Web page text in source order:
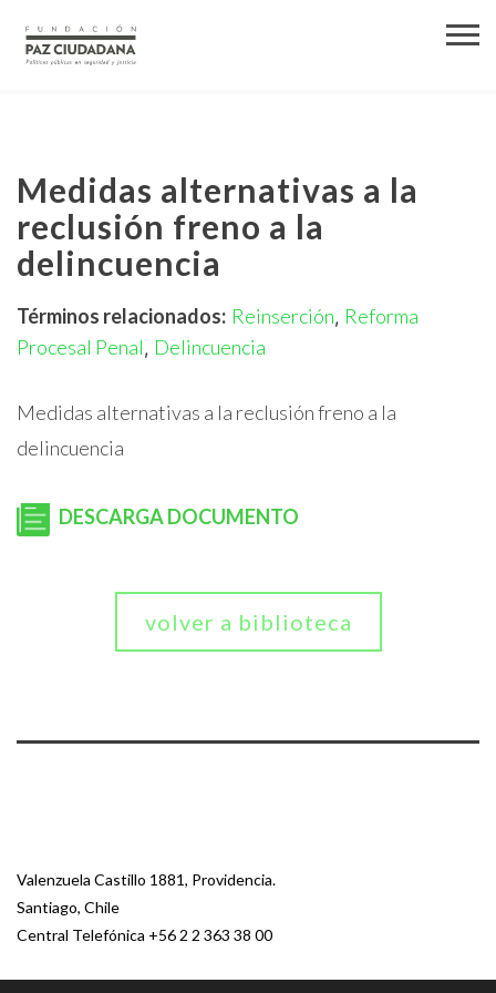
Medidas alternativas a la
reclusión freno a la
delincuencia
Términos relacionados: Reinserción, Reforma
Procesal Penal, Delincuencia
Medidas alternativas a la reclusión freno a la
delincuencia
DESCARGA DOCUMENTO
volver a biblioteca
Valenzuela Castillo 1881, Providencia.
Santiago, Chile
Central Telefónica +56 2 2 363 38 00